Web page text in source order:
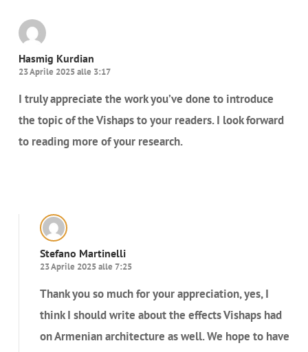
Hasmig Kurdian
23 Aprile 2025 alle 3:17
I truly appreciate the work you’ve done to introduce
the topic of the Vishaps to your readers. I look forward
to reading more of your research.
Stefano Martinelli
23 Aprile 2025 alle 7:25
Thank you so much for your appreciation, yes, I
think I should write about the effects Vishaps had
on Armenian architecture as well. We hope to have